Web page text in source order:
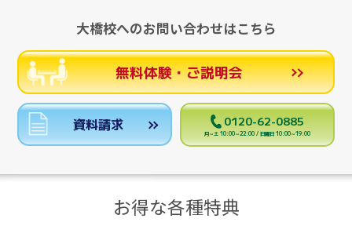
大橋校へのお問い合わせはこちら
無料体験・ご説明会
資料請求 0120-62-0885
月～土 10:00～22:00 / 日曜日 10:00～19:00
お得な各種特典